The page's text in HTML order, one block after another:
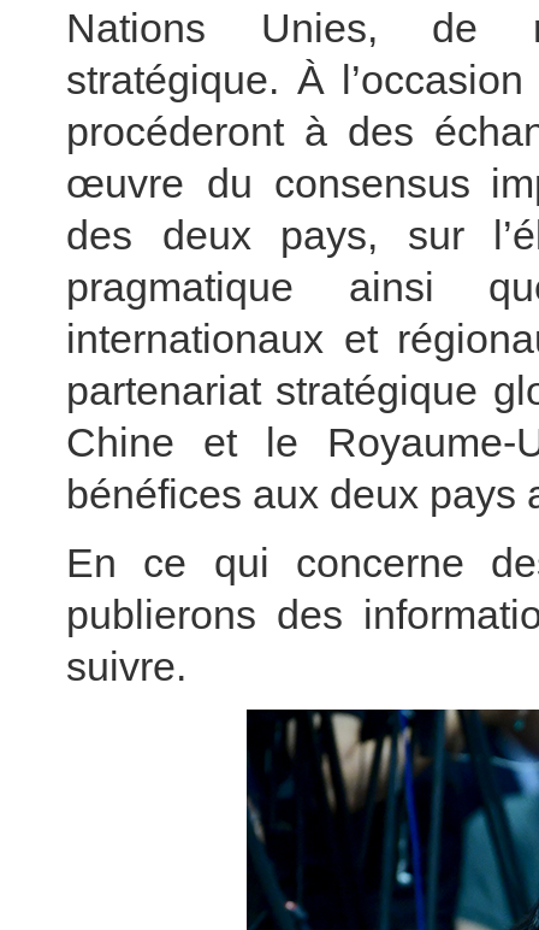
Nations Unies, de
stratégique. À
procéderont à des
œuvre du consensus
des deux pays, sur
pragmatique ainsi
internationaux et
partenariat stratégique
Chine et le Royaume-
bénéfices aux deux pays
En ce qui concerne
publierons des
suivre.